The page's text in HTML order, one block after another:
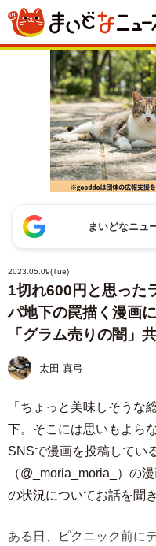
まいどなニュ
2023.05.09(Tue)
1切れ600円と思っ
パ地下の罠描く漫画
「グラム売りの闇」
太田 真弓
「ちょっと美味しそう
下。そこには思いもよら
SNSで漫画を投稿してい
（@_moria_moria_）の
の状況についてお話を聞
ある日、ピクニック前に